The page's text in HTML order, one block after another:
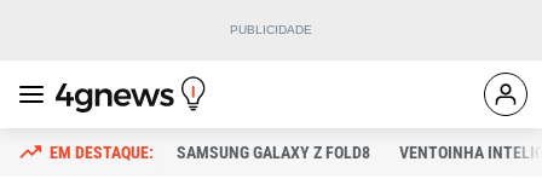
SAMSUNG GALAXY Z FOLD8 VENTOINHA